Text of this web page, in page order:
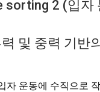
sorting 2 (입자
및 중력 기반
자 운동에 수직으로